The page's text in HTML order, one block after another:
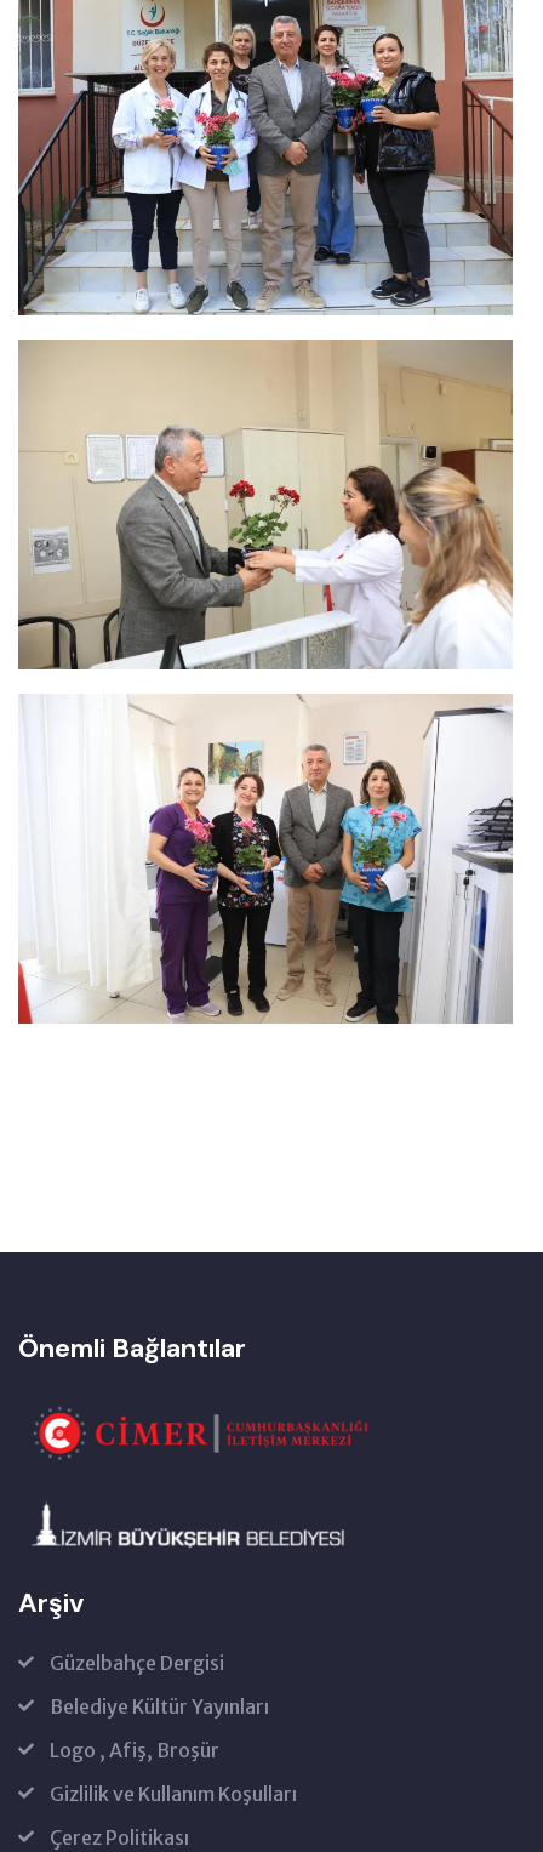
Önemli Bağlantılar
Arşiv
Güzelbahçe Dergisi
Belediye Kültür Yayınları
Logo , Afiş, Broşür
Gizlilik ve Kullanım Koşulları
Çerez Politikası